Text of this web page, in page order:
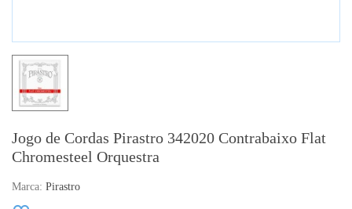
Jogo de Cordas Pirastro 342020 Contrabaixo Flat
Chromesteel Orquestra
Marca: Pirastro